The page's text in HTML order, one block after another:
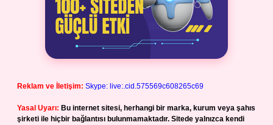
Reklam ve İletişim: Skype: live:.cid.575569c608265c69
Yasal Uyarı: Bu internet sitesi, herhangi bir marka, kurum veya şahıs
şirketi ile hiçbir bağlantısı bulunmamaktadır. Sitede yalnızca kendi